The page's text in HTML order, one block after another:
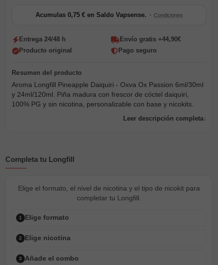
Acumulas 0,75 € en Saldo Vapsense. · Condiciones
Entrega 24/48 h
Envío gratis +44,90€
Producto original
Pago seguro
Aroma Longfill Pineapple Daiquiri - Oxva Ox Passion 6ml/30ml
y 24ml/120ml. Piña madura con frescor de cóctel daiquiri,
100% PG y sin nicotina, personalizable con base y nicokits.
Leer descripción completa
Completa tu Longfill
Elige el formato, el nivel de nicotina y el tipo de nicokit para
completar tu Longfill.
1 Elige formato
2 Elige nicotina
3 Añade el combo